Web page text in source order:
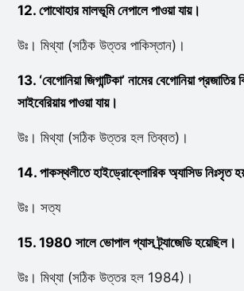
12. পোথোহার মালভূমি নেপালে পাওয়া যায়।
উঃ। মিথ্যা (সঠিক উত্তর পাকিস্তান)।
13. ‘বেগোনিয়া জিগান্টিকা’ নামের বেগোনিয়া
সাইবেরিয়ায় পাওয়া যায়।
উঃ। মিথ্যা (সঠিক উত্তর হল তিব্বত)।
14. পাকস্থলীতে হাইড্রোক্লোরিক অ্যাসিড নিঃসৃত
উঃ। সত্য
15. 1980 সালে ভোপাল গ্যাস ট্র্যাজেডি হয়েছিল।
উঃ। মিথ্যা (সঠিক উত্তর হল 1984)।